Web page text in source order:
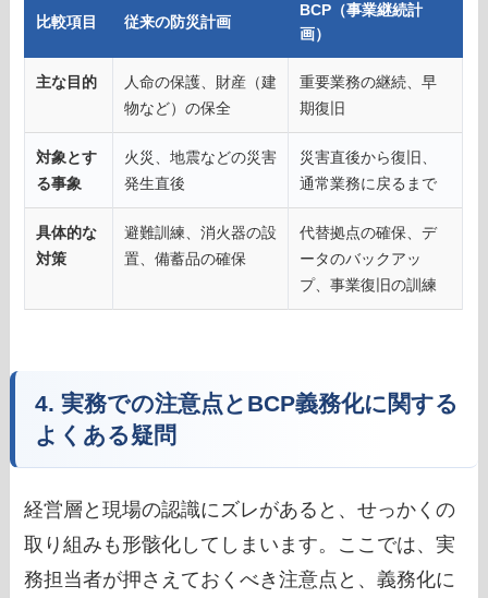
比較項目 従来の防災計画
BCP（事業継続計
画）
主な目的
人命の保護、財産（建
物など）の保全
重要業務の継続、早
期復旧
対象とす
る事象
火災、地震などの災害
発生直後
災害直後から復旧、
通常業務に戻るまで
具体的な
対策
避難訓練、消火器の設
置、備蓄品の確保
代替拠点の確保、デ
ータのバックアッ
プ、事業復旧の訓練
4. 実務での注意点とBCP義務化に関する
よくある疑問
経営層と現場の認識にズレがあると、せっかくの
取り組みも形骸化してしまいます。ここでは、実
務担当者が押さえておくべき注意点と、義務化に